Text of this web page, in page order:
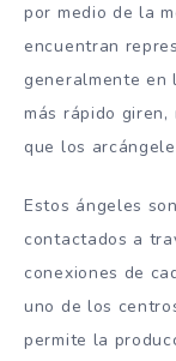
por medio de la
encuentran
generalmente en
más rápido
que los
Estos ángeles
contactados a
conexiones de
uno de los
permite la